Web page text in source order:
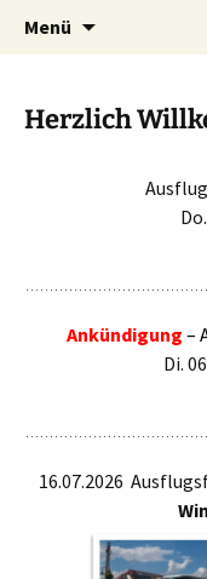
Menü
Herzlich
Ausflug
Ankündigung –
Di.
16.07.2026